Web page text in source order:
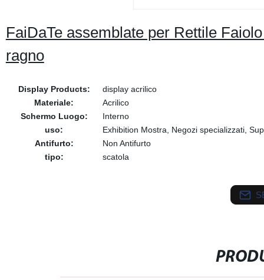
FaiDaTe assemblate per Rettile
ragno
Display Products:
display acrilico
Materiale:
Acrilico
Schermo Luogo:
Interno
uso:
Exhibition Mostra, Negozi specializzati,
Antifurto:
Non Antifurto
tipo:
scatola